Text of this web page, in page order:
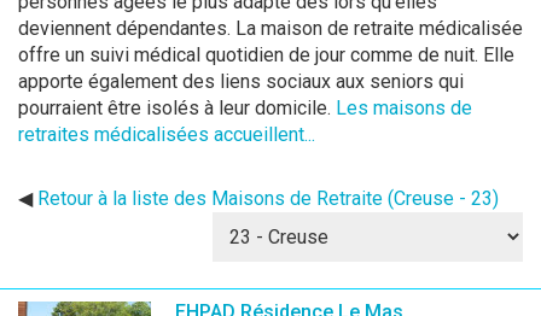
deviennent dépendantes. La maison de retraite médicalisée
offre un suivi médical quotidien de jour comme de nuit. Elle
apporte également des liens sociaux aux seniors qui
pourraient être isolés à leur domicile. Les maisons de
retraites médicalisées accueillent...
◀ Retour à la liste des Maisons de Retraite (Creuse - 23)